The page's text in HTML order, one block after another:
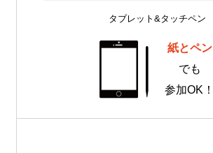
タブレット&タッチペン
紙とペン
でも
参加OK！